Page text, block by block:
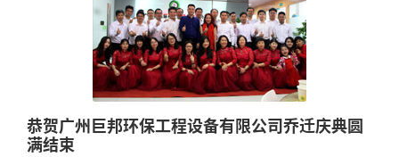
恭贺广州巨邦环保工程设备有限公司乔迁庆典圆
满结束